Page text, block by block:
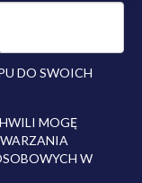
DO SWOICH
MOGĘ
W